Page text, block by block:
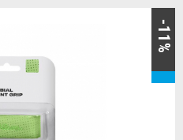
-11%